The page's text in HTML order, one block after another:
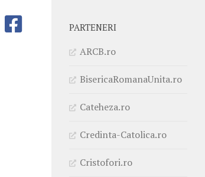
PARTENERI
ARCB.ro
BisericaRomanaUnita.ro
Cateheza.ro
Credinta-Catolica.ro
Cristofori.ro